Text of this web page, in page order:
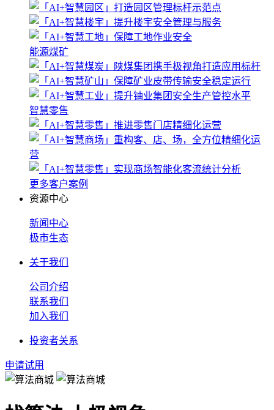
能源煤矿
智慧零售
更多客户案例
资源中心
新闻中心
极市生态
关于我们
公司介绍
联系我们
加入我们
投资者关系
申请试用